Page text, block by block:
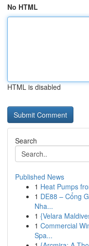
No HTML
HTML is disabled
Search
Published News
1 Heat Pumps
1 DE88 – Cổng
Nha...
1 {Velara
1 Commercial
Spa...